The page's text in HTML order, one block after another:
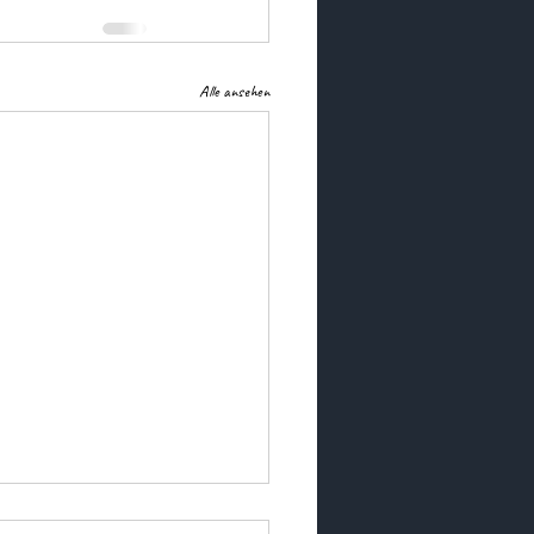
Alle ansehen